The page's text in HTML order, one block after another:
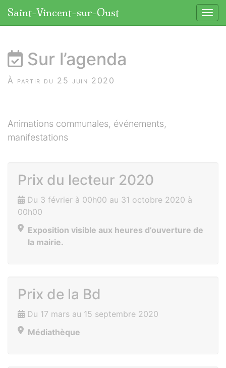
Saint-Vincent-sur-Oust
Sur l’agenda
À partir du 25 juin 2020
Animations communales, événements,
manifestations
Prix du lecteur 2020
Du 3 février à 00h00 au 31 octobre 2020 à
00h00
Exposition visible aux heures d’ouverture de
la mairie.
Prix de la Bd
Du 17 mars au 15 septembre 2020
Médiathèque
Panneau de gestion des cookies